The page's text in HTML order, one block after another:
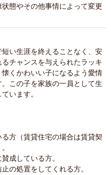
態やその他事情によって変更
い生涯を終えることなく、安
チャンスを与えられたラッキ
くかわいい子になるよう愛情
この子を家族の一員として生
います。
方（賃貸住宅の場合は賃貸契
成している方。
の処置をしてくれる方。